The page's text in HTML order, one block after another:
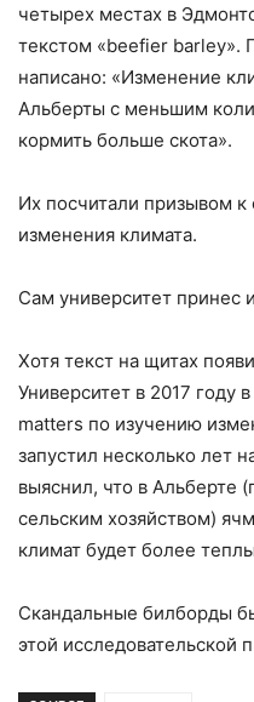
четырех местах в
текстом «beefier barley».
написано: «Изменение
Альберты с меньшим
кормить больше скота».
Их посчитали призывом к
изменения климата.
Сам университет принес
Хотя текст на щитах
Университет в 2017 году
matters по изучению
запустил несколько лет
выяснил, что в Альберте
сельским хозяйством)
климат будет более
Скандальные билборды
этой исследовательской